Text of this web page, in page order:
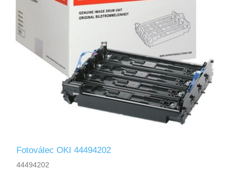
Fotoválec OKI 44494202
44494202